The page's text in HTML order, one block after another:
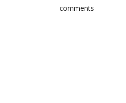
comments